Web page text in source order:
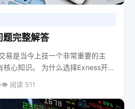
完整解答
易是当今上技一个非常重要的主
选择Exness开始
👁️ 阅读 511